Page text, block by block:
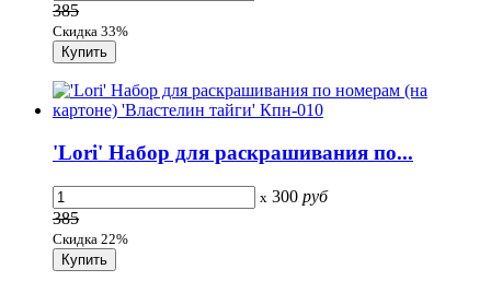
385
Скидка 33%
'Lori' Набор для раскрашивания по...
x 300 руб
385
Скидка 22%